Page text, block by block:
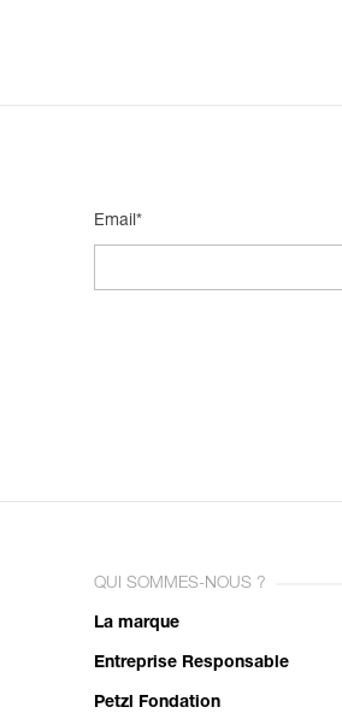
Email*
QUI SOMMES-NOUS ?
La marque
Entreprise Responsable
Petzl Fondation